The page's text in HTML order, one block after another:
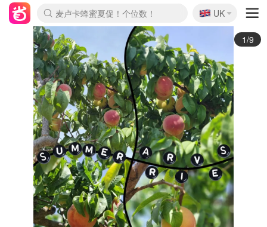
麦卢卡蜂蜜夏促！个位数！
Prada/Miu 4.8折！
啥？必胜客披萨5折！
🇬🇧
UK
2/9